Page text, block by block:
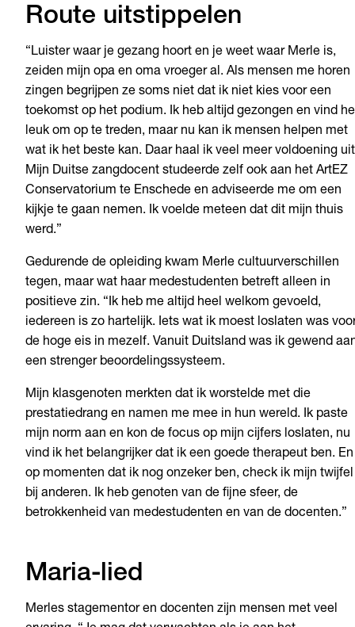
Route uitstippelen
“Luister waar je gezang hoort en je weet waar Merle is,
zeiden mijn opa en oma vroeger al. Als mensen me horen
zingen begrijpen ze soms niet dat ik niet kies voor een
toekomst op het podium. Ik heb altijd gezongen en vind
leuk om op te treden, maar nu kan ik mensen helpen met
wat ik het beste kan. Daar haal ik veel meer voldoening
Mijn Duitse zangdocent studeerde zelf ook aan het ArtEZ
Conservatorium te Enschede en adviseerde me om een
kijkje te gaan nemen. Ik voelde meteen dat dit mijn thuis
werd.”
Gedurende de opleiding kwam Merle cultuurverschillen
tegen, maar wat haar medestudenten betreft alleen in
positieve zin. “Ik heb me altijd heel welkom gevoeld,
iedereen is zo hartelijk. Iets wat ik moest loslaten was
de hoge eis in mezelf. Vanuit Duitsland was ik gewend
een strenger beoordelingssysteem.
Mijn klasgenoten merkten dat ik worstelde met die
prestatiedrang en namen me mee in hun wereld. Ik paste
mijn norm aan en kon de focus op mijn cijfers loslaten, nu
vind ik het belangrijker dat ik een goede therapeut ben. En
op momenten dat ik nog onzeker ben, check ik mijn twijfel
bij anderen. Ik heb genoten van de fijne sfeer, de
betrokkenheid van medestudenten en van de docenten.”
Maria-lied
Merles stagementor en docenten zijn mensen met veel